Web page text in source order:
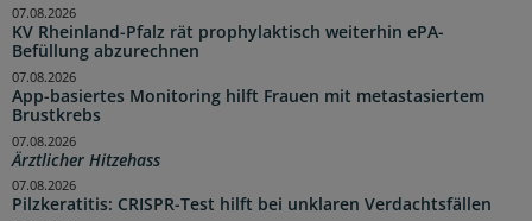
KV Rheinland-Pfalz rät prophylaktisch weiterhin ePA-
Befüllung abzurechnen
07.08.2026
App-basiertes Monitoring hilft Frauen mit metastasiertem
Brustkrebs
07.08.2026
Ärztlicher Hitzehass
07.08.2026
Pilzkeratitis: CRISPR-Test hilft bei unklaren Verdachtsfällen
07.08.2026